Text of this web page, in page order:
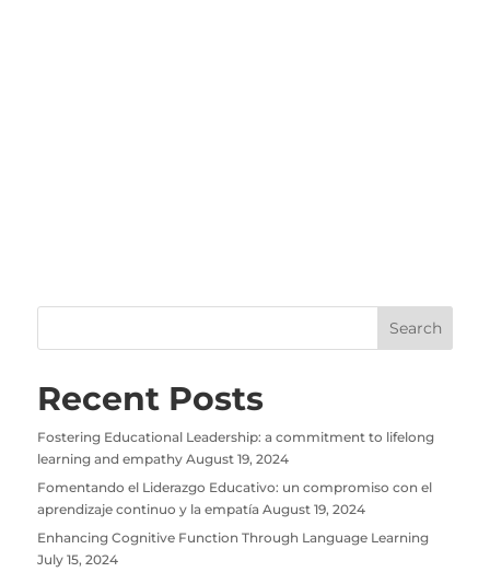
Recent Posts
Fostering Educational Leadership: a commitment to lifelong
learning and empathy August 19, 2024
Fomentando el Liderazgo Educativo: un compromiso con el
aprendizaje continuo y la empatía August 19, 2024
Enhancing Cognitive Function Through Language Learning
July 15, 2024